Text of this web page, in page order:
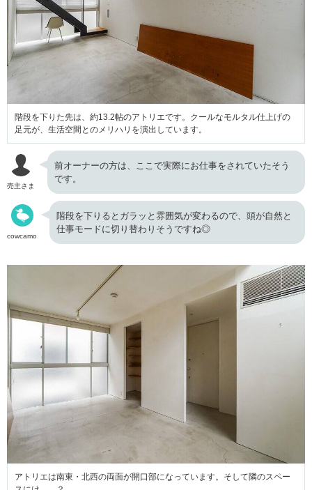
階段を下りた先は、約13.2帖のアトリエです。クールなモルタル仕上げの
足元が、生活空間とのメリハリを演出しています。
売主さま
前オーナーの方は、ここで実際にお仕事をされていたそう
です。
cowcamo
階段を下りるとガラッと雰囲気が変わるので、頭が自然と
仕事モードに切り替わりそうですね◎
アトリエは南東・北西の両面が開口部になっています。そして隣のスペー